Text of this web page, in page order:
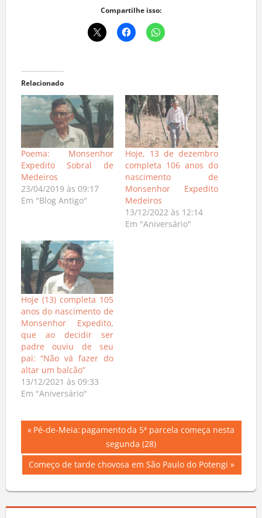
Compartilhe isso:
Relacionado
Poema: Monsenhor
Expedito Sobral de
Medeiros
23/04/2019 às 09:17
Em "Blog Antigo"
Hoje, 13 de dezembro
completa 106 anos do
nascimento de
Monsenhor Expedito
Medeiros
13/12/2022 às 12:14
Em "Aniversário"
Hoje (13) completa 105
anos do nascimento de
Monsenhor Expedito,
que ao decidir ser
padre ouviu de seu
pai: “Não vá fazer do
altar um balcão”
13/12/2021 às 09:33
Em "Aniversário"
Navegação
de
Post
Previous
Pé-de-Meia: pagamento da 5ª parcela começa nesta
segunda (28)
Next
Post:
Começo de tarde chovosa em São Paulo do Potengi